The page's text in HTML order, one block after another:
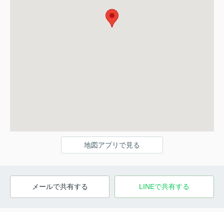
地図アプリで見る
メールで共有する LINEで共有する